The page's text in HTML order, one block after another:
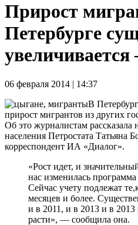
Прирост
Петербурге
06 февраля 2014 | 14:37
В
прирост мигрантов из других
Об это журналистам рассказала
населения Петростата Татьяна
корреспондент ИА «Диалог».
«Рост идет, и
нас изменилась
Сейчас учету подлежат
месяцев и более.
и в 2011, и в 2013 и в
расти», — сообщила она.